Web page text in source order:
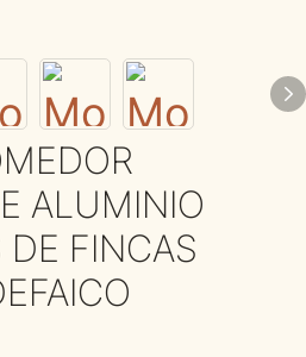
ALUMINIO
DE FINCAS